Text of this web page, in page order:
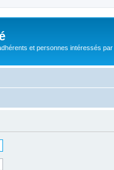
et personnes intéressés